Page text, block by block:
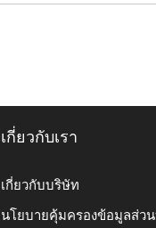
เกี่ยวกับเรา
เกี่ยวกับบริษัท
นโยบายคุ้มครองข้อมูลส่ว